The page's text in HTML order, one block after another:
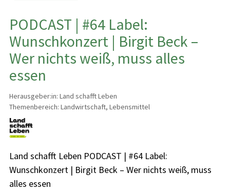
PODCAST | #64 Label:
Wunschkonzert | Birgit Beck –
Wer nichts weiß, muss alles
essen
Herausgeber:in: Land schafft Leben
Themenbereich: Landwirtschaft, Lebensmittel
Land schafft Leben PODCAST | #64 Label:
Wunschkonzert | Birgit Beck – Wer nichts weiß, muss
alles essen